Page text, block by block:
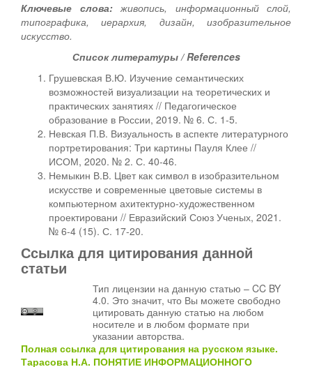
Ключевые слова:живопись, информационный слой,
типографика, иерархия, дизайн, изобразительное
искусство.
Список литературы / References
Грушевская В.Ю. Изучение семантических
возможностей визуализации на теоретических и
практических занятиях // Педагогическое
образование в России, 2019. № 6. С. 1-5.
Невская П.В. Визуальность в аспекте литературного
портретирования: Три картины Пауля Клее //
ИСОМ, 2020. № 2. С. 40-46.
Немыкин В.В. Цвет как символ в изобразительном
искусстве и современные цветовые системы в
компьютерном ахитектурно-художественном
проектировани // Евразийский Союз Ученых, 2021.
№ 6-4 (15). С. 17-20.
Ссылка для цитирования данной
статьи
Тип лицензии на данную статью – CC BY
4.0. Это значит, что Вы можете свободно
цитировать данную статью на любом
носителе и в любом формате при
указании авторства.
Полная ссылка для цитирования на русском языке.
Тарасова Н.А. ПОНЯТИЕ ИНФОРМАЦИОННОГО